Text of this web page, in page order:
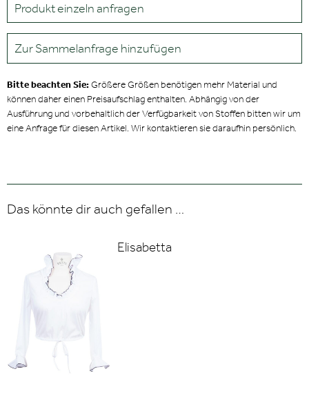
Produkt einzeln anfragen
Zur Sammelanfrage hinzufügen
Bitte beachten Sie:Größere Größen benötigen mehr Material und
können daher einen Preisaufschlag enthalten. Abhängig von der
Ausführung und vorbehaltlich der Verfügbarkeit von Stoffen bitten wir um
eine Anfrage für diesen Artikel. Wir kontaktieren sie daraufhin persönlich.
Das könnte dir auch gefallen …
Elisabetta